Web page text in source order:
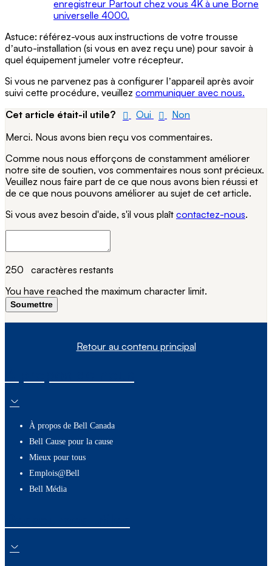
enregistreur Partout chez vous 4K à une Borne
universelle 4000.
Astuce: référez-vous aux instructions de votre trousse
dʼauto-installation (si vous en avez reçu une) pour savoir à
quel équipement jumeler votre récepteur.
Si vous ne parvenez pas à configurer lʼappareil après avoir
suivi cette procédure, veuillez communiquer avec nous.
Cet article était-il utile?
Oui
Non
Merci. Nous avons bien reçu vos commentaires.
Comme nous nous efforçons de constamment améliorer
notre site de soutien, vos commentaires nous sont précieux.
Veuillez nous faire part de ce que nous avons bien réussi et
de ce que nous pouvons améliorer au sujet de cet article.
Si vous avez besoin d'aide, s'il vous plaît contactez-nous.
250 caractères restants
You have reached the maximum character limit.
Soumettre
Retour au contenu principal
À propos de Bell Canada
Bell Cause pour la cause
Mieux pour tous
Emplois@Bell
Bell Média